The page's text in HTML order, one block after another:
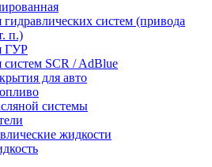
систем (привода
п.)
ГУР
систем SCR / AdBlue
для авто
системы
жидкости